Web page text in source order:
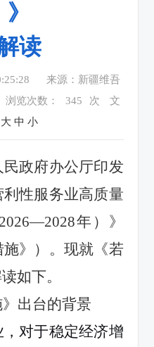
读
来源：新疆维吾
浏览次数： 345 次
文
大 中 小
政府办公厅印发
性服务业高质量
2026—2028年） 》
》）。 现就 《若
如下。
出台的背景
对于稳定经济增